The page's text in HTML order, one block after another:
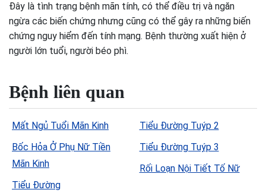
Đây là tình trạng bệnh mãn tính, có thể điều trị và ngăn
ngừa các biến chứng nhưng cũng có thể gây ra những biến
chứng nguy hiểm đến tính mạng. Bệnh thường xuất hiện ở
người lớn tuổi, người béo phì.
Bệnh liên quan
Mất Ngủ Tuổi Mãn Kinh
Bốc Hỏa Ở Phụ Nữ Tiền
Mãn Kinh
Tiểu Đường
Tiểu Đường Tuýp 2
Tiểu Đường Tuýp 3
Rối Loạn Nội Tiết Tố Nữ